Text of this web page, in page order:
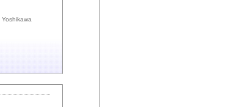
Yoshikawa